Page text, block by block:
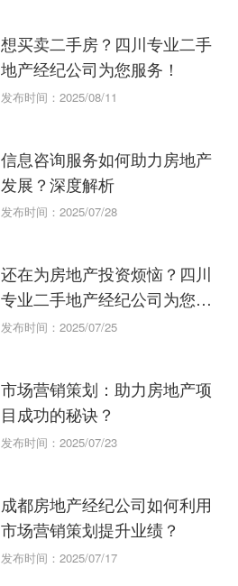
想买卖二手房？四川专业二手
地产经纪公司为您服务！
发布时间：2025/08/11
信息咨询服务如何助力房地产
发展？深度解析
发布时间：2025/07/28
还在为房地产投资烦恼？四川
专业二手地产经纪公司为您解
忧！
发布时间：2025/07/25
市场营销策划：助力房地产项
目成功的秘诀？
发布时间：2025/07/23
成都房地产经纪公司如何利用
市场营销策划提升业绩？
发布时间：2025/07/17